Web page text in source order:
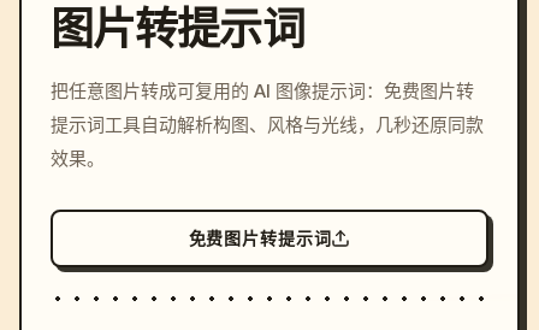
c, cyberpunk sunset, neon
colors, 8k --v 6.0
图片转提示词
把任意图片转成可复用的 AI 图像提示词：免费图片转
提示词工具自动解析构图、风格与光线，几秒还原同款
效果。
免费图片转提示词